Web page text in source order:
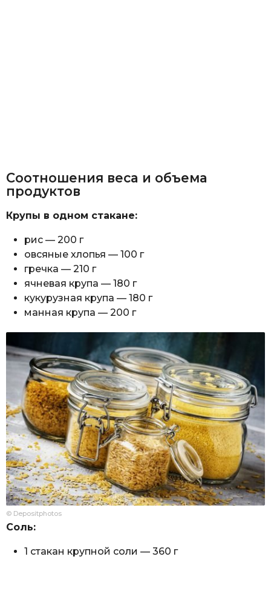
Соотношения веса и объема
продуктов
Крупы в одном стакане:
рис — 200 г
овсяные хлопья — 100 г
гречка — 210 г
ячневая крупа — 180 г
кукурузная крупа — 180 г
манная крупа — 200 г
© Depositphotos
Соль:
1 стакан крупной соли — 360 г